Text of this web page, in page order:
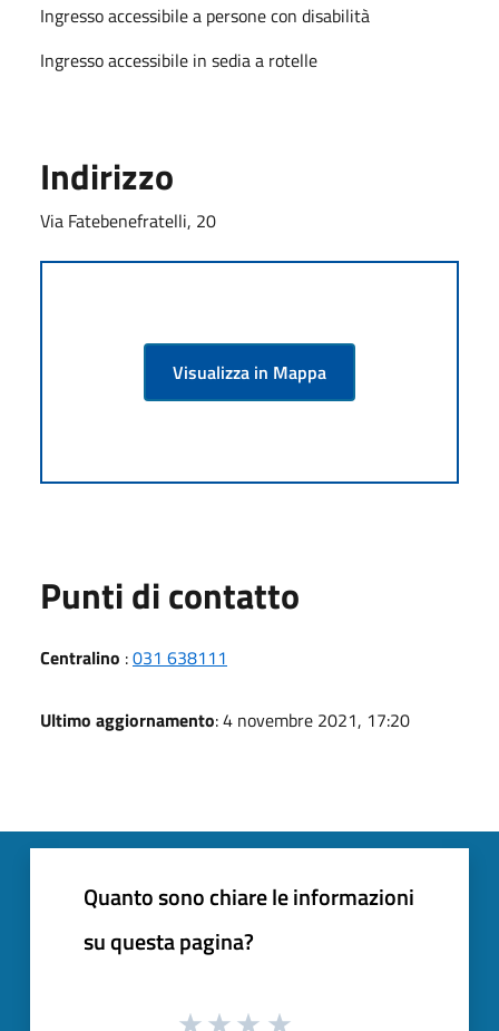
Ingresso accessibile a persone con disabilità
Ingresso accessibile in sedia a rotelle
Indirizzo
Via Fatebenefratelli, 20
Visualizza in Mappa
Punti di contatto
Centralino :031 638111
Ultimo aggiornamento: 4 novembre 2021, 17:20
Quanto sono chiare le informazioni
su questa pagina?